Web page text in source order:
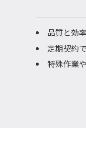
品質と効
定期契約
特殊作業